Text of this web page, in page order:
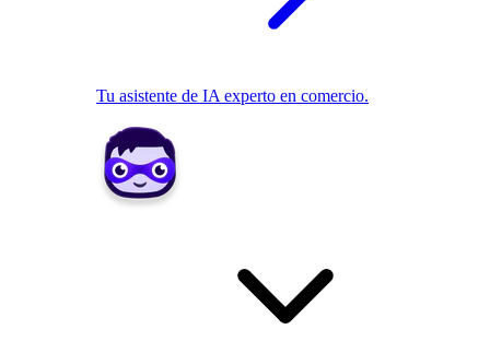
Tu asistente de IA experto en comercio.